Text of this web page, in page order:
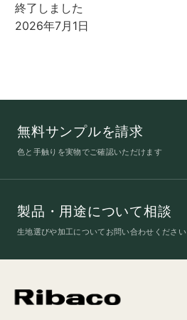
終了しました
2026年7月1日
無料サンプルを請求
色と手触りを実物でご確認いただけます
製品・用途について相談
生地選びや加工についてお問い合わせください